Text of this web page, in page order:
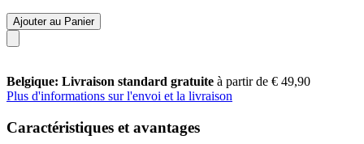
Ajouter au Panier
Belgique: Livraison standard gratuite à partir de € 49,90
Plus d'informations sur l'envoi et la livraison
Caractéristiques et avantages